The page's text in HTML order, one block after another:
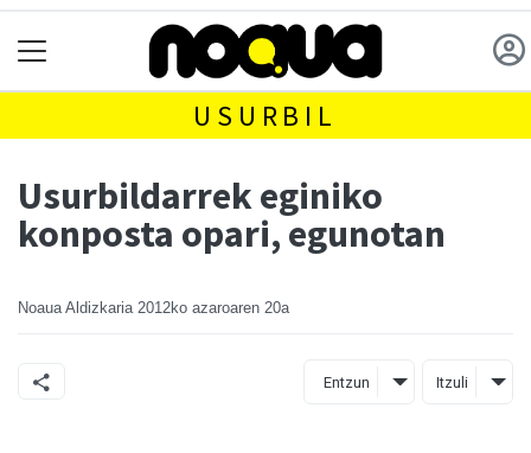
USURBIL
Usurbildarrek eginiko
konposta opari, egunotan
Noaua Aldizkaria 2012ko azaroaren 20a
Entzun Itzuli